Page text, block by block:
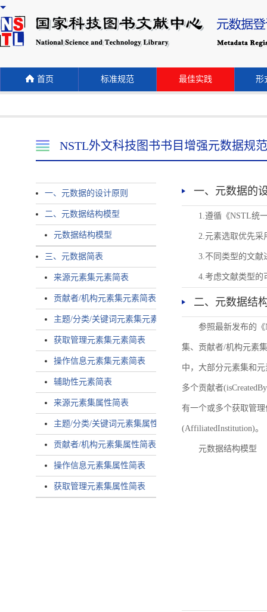
首页 标准规范 最佳实践 形
NSTL外文科技图书书目增强元数据规范
一、元数据的设计原则
二、元数据结构模型
元数据结构模型
三、元数据简表
来源元素集元素简表
贡献者/机构元素集元素简表
主题/分类/关键词元素集元素简表
获取管理元素集元素简表
操作信息元素集元素简表
辅助性元素简表
来源元素集属性简表
主题/分类/关键词元素集属性简表
贡献者/机构元素集属性简表
操作信息元素集属性简表
获取管理元素集属性简表
一、元数据的
1.遵循《NSTL统
2.元素选取优先采
3.不同类型的文献
4.考虑文献类型的
二、元数据结
参照最新发布的
集、贡献者/机构元素
中，大部分元素集和
多个贡献者
有一个或多个获取管理
(AffiliatedInstitution)。
元数据结构模型